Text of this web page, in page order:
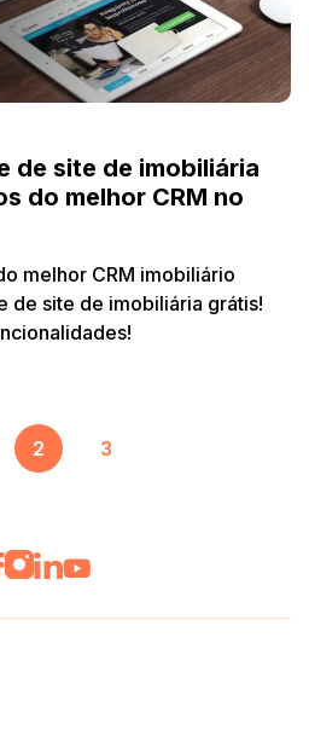
de site de imobiliária
do melhor CRM no
melhor CRM imobiliário
de site de imobiliária grátis!
2 3